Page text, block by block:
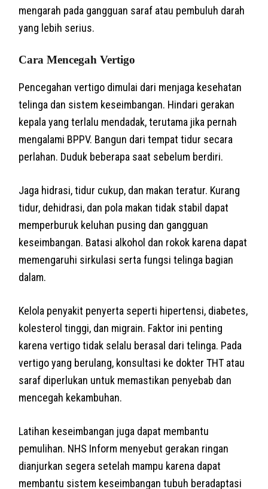
mengarah pada gangguan saraf atau pembuluh darah
yang lebih serius.
Cara Mencegah Vertigo
Pencegahan vertigo dimulai dari menjaga kesehatan
telinga dan sistem keseimbangan. Hindari gerakan
kepala yang terlalu mendadak, terutama jika pernah
mengalami BPPV. Bangun dari tempat tidur secara
perlahan. Duduk beberapa saat sebelum berdiri.
Jaga hidrasi, tidur cukup, dan makan teratur. Kurang
tidur, dehidrasi, dan pola makan tidak stabil dapat
memperburuk keluhan pusing dan gangguan
keseimbangan. Batasi alkohol dan rokok karena dapat
memengaruhi sirkulasi serta fungsi telinga bagian
dalam.
Kelola penyakit penyerta seperti hipertensi, diabetes,
kolesterol tinggi, dan migrain. Faktor ini penting
karena vertigo tidak selalu berasal dari telinga. Pada
vertigo yang berulang, konsultasi ke dokter THT atau
saraf diperlukan untuk memastikan penyebab dan
mencegah kekambuhan.
Latihan keseimbangan juga dapat membantu
pemulihan. NHS Inform menyebut gerakan ringan
dianjurkan segera setelah mampu karena dapat
membantu sistem keseimbangan tubuh beradaptasi